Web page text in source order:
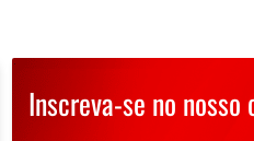
Inscreva-se no nosso